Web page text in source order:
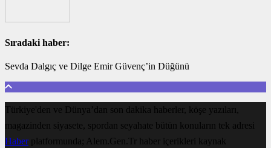
Sıradaki haber:
Sevda Dalgıç ve Dilge Emir Güvenç’in Düğünü
Türkiye'den ve Dünya’dan son dakika haberler, köşe yazıları,
magazinden siyasete, spordan seyahate bütün konuların tek adresi
Haberplatformunda; Alem.Gen.Tr haber içerikleri kaynak